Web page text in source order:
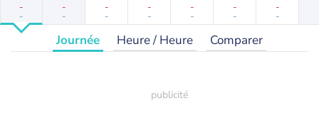
-
-
-
-
-
-
-
-
-
-
-
-
-
-
Journée Heure / Heure Comparer